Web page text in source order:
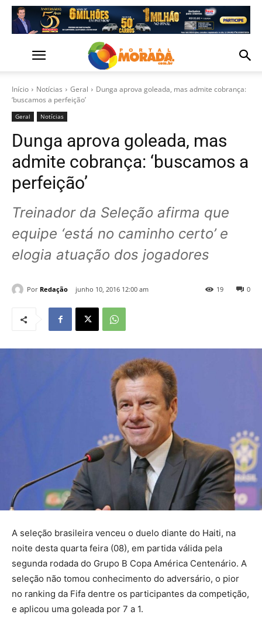
Início Notícias Geral
Dunga aprova goleada, mas admite cobrança:
‘buscamos a perfeição’
Geral Notícias
Dunga aprova goleada, mas
admite cobrança: ‘buscamos a
perfeição’
Treinador da Seleção afirma que
equipe ‘está no caminho certo’ e
elogia atuação dos jogadores
Por Redação junho 10, 2016 12:00 am 0
19
A seleção brasileira venceu o duelo diante do Haiti, na
noite desta quarta feira (08), em partida válida pela
segunda rodada do Grupo B Copa América Centenário. A
seleção não tomou conhecimento do adversário, o pior
no ranking da Fifa dentre os participantes da competição,
e aplicou uma goleada por 7 a 1.